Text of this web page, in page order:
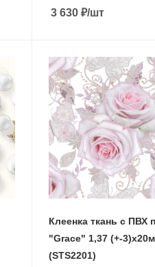
3 630 ₽/шт
Клеенка ткань с ПВХ
"Grace" 1,37 (+-3)х20м
(STS2201)